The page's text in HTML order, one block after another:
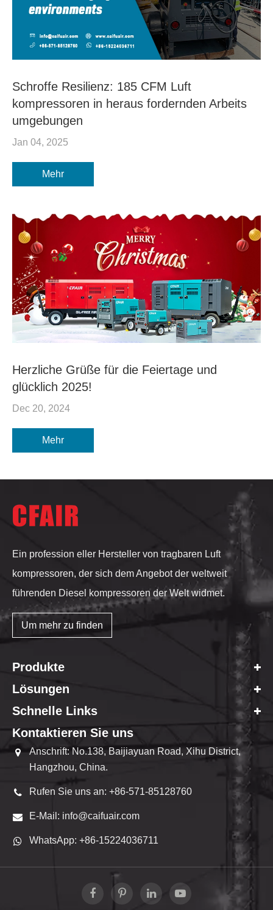
Schroffe Resilienz: 185 CFM Luft
kompressoren in heraus fordernden Arbeits
umgebungen
Jan 04, 2025
Mehr
Herzliche Grüße für die Feiertage und
glücklich 2025!
Dec 20, 2024
Mehr
Ein profession eller Hersteller von tragbaren Luft
kompressoren, der sich dem Angebot der weltweit
führenden Diesel kompressoren der Welt widmet.
Um mehr zu finden
Produkte
Lösungen
Schnelle Links
Kontaktieren Sie uns
Anschrift: No.138, Baijiayuan Road, Xihu District,
Hangzhou, China.
Rufen Sie uns an: +86-571-85128760
E-Mail: info@caifuair.com
WhatsApp: +86-15224036711